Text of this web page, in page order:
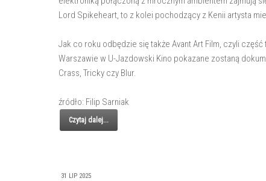
Lord Spikeheart, to z kolei pochodzący z Kenii artysta
Jak co roku odbędzie się także Avant Art Film, czyli
Warszawie w U-Jazdowski Kino pokazane zostaną
Crass, Tricky czy Blur.
źródło: Filip Sarniak
Czytaj dalej...
31 LIP 2025